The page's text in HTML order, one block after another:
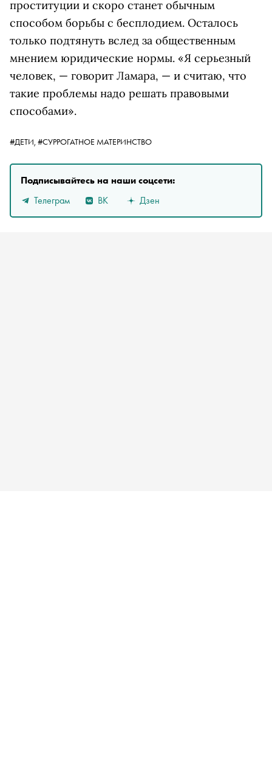
проституции и скоро станет обычным
способом борьбы с бесплодием. Осталось
только подтянуть вслед за общественным
мнением юридические нормы. «Я серьезный
человек, — говорит Ламара, — и считаю, что
такие проблемы надо решать правовыми
способами».
#ДЕТИ, #СУРРОГАТНОЕ МАТЕРИНСТВО
Подписывайтесь на наши соцсети:
Телеграм
ВК Дзен